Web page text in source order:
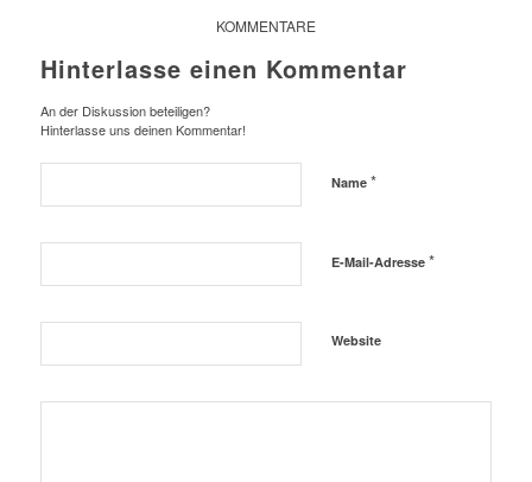
KOMMENTARE
Hinterlasse einen Kommentar
An der Diskussion beteiligen?
Hinterlasse uns deinen Kommentar!
Name *
E-Mail-Adresse *
Website